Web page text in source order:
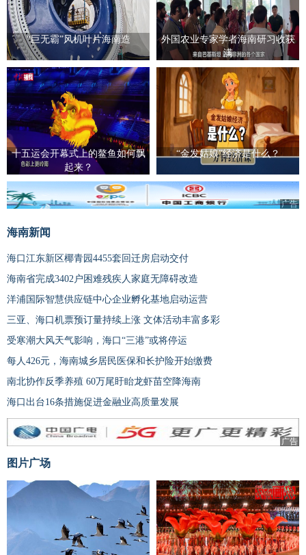
“巨无霸”风机叶片海南造
外国农业专家学者海南研习收获
满
十五运会开幕式上的鳌鱼如何飘
起来？
“金发姑娘”经济是什么？
广告
海南新闻
海口江东新区椰青园4455套回迁房启动交付
海南省完成3402户困难残疾人家庭无障碍改造
洋浦国际智慧供应链中心企业孵化基地启动运营
三亚、海口机票预订量持续上涨 文体活动丰富多彩
受寒潮大风天气影响，海口“三港”或将停运
每人426元，海南城乡居民医保和长护险开始缴费
南北协作反季养殖 60万尾盱眙龙虾苗空降海南
海口出台16条措施促进金融业高质量发展
广告
图片广场